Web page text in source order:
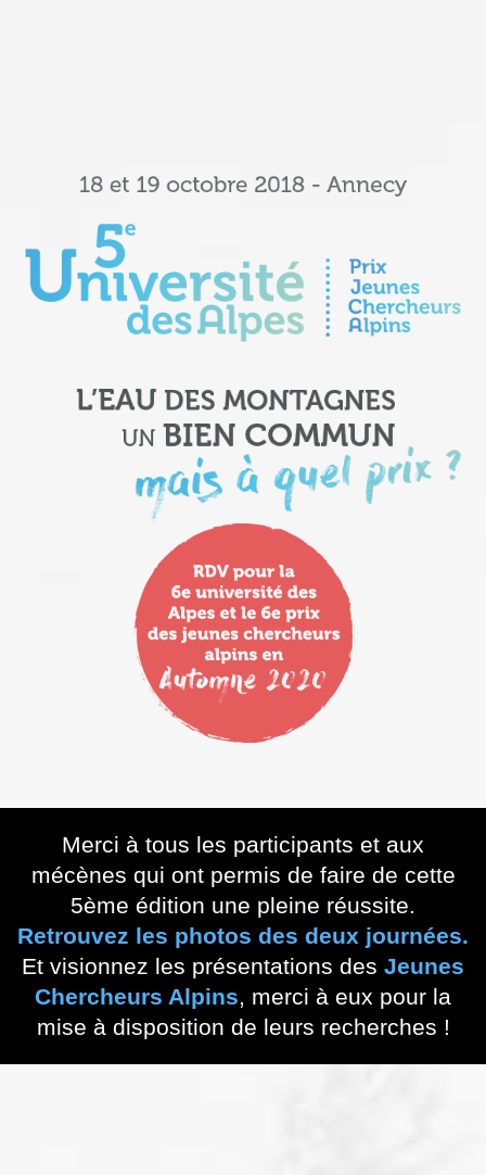
Merci à tous les participants et aux
mécènes qui ont permis de faire de cette
5ème édition une pleine réussite.
Retrouvez les photos des deux journées.
Et visionnez les présentations des Jeunes
Chercheurs Alpins, merci à eux pour la
mise à disposition de leurs recherches !